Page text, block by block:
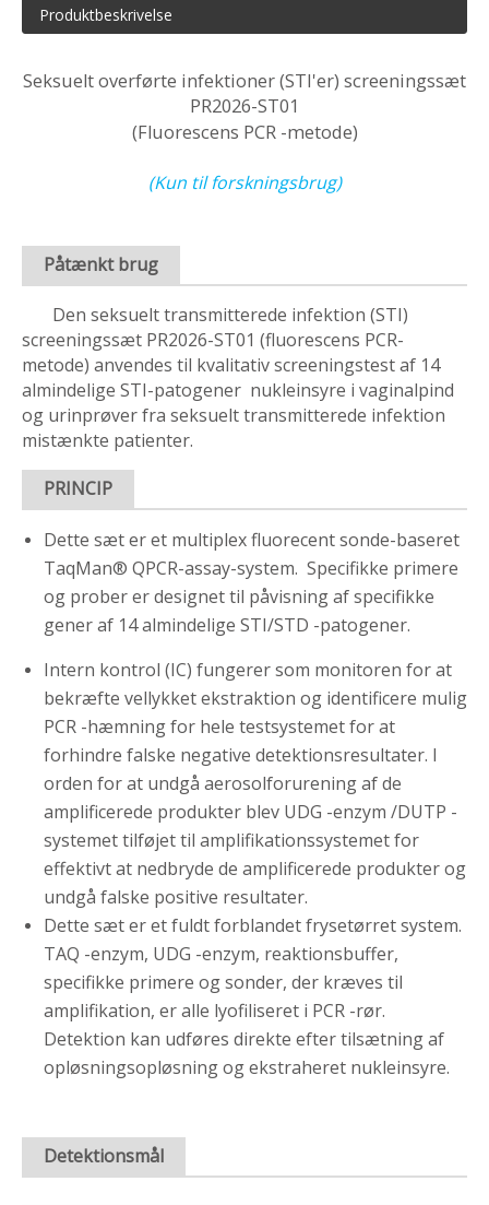
Produktbeskrivelse
Seksuelt overførte infektioner (STI'er) screeningssæt
PR2026-ST01
(Fluorescens PCR -metode)
(Kun til forskningsbrug)
Påtænkt brug
Den seksuelt transmitterede infektion (STI)
screeningssæt PR2026-ST01 (fluorescens PCR-
metode) anvendes til kvalitativ screeningstest af 14
almindelige STI-patogener nukleinsyre i vaginalpind
og urinprøver fra seksuelt transmitterede infektion
mistænkte patienter.
PRINCIP
Dette sæt er et multiplex fluorecent sonde-baseret
TaqMan® QPCR-assay-system. Specifikke primere
og prober er designet til påvisning af specifikke
gener af 14 almindelige STI/STD -patogener.
Intern kontrol (IC) fungerer som monitoren for at
bekræfte vellykket ekstraktion og identificere mulig
PCR -hæmning for hele testsystemet for at
forhindre falske negative detektionsresultater. I
orden for at undgå aerosolforurening af de
amplificerede produkter blev UDG -enzym /DUTP -
systemet tilføjet til amplifikationssystemet for
effektivt at nedbryde de amplificerede produkter og
undgå falske positive resultater.
Dette sæt er et fuldt forblandet frysetørret system.
TAQ -enzym, UDG -enzym, reaktionsbuffer,
specifikke primere og sonder, der kræves til
amplifikation, er alle lyofiliseret i PCR -rør.
Detektion kan udføres direkte efter tilsætning af
opløsningsopløsning og ekstraheret nukleinsyre.
Detektionsmål